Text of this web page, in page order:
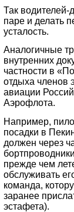
Так водителей-
паре и делать
усталость.
Аналогичные
внутренних
частности в
отдыха членов
авиации
Аэрофлота.
Например,
посадки в
должен через
прежде чем
обслуживать
команда,
заранее
эстафета).